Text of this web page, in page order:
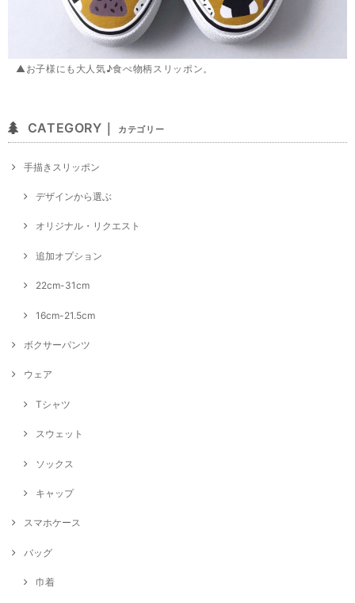
▲お子様にも大人気♪食べ物柄スリッポン。
CATEGORY｜ カテゴリー
手描きスリッポン
デザインから選ぶ
オリジナル・リクエスト
追加オプション
22cm-31cm
16cm-21.5cm
ボクサーパンツ
ウェア
Tシャツ
スウェット
ソックス
キャップ
スマホケース
バッグ
巾着